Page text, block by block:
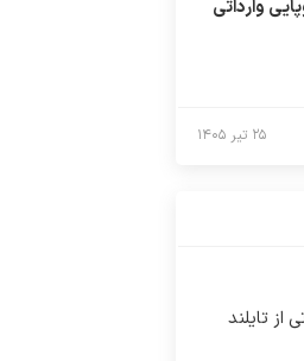
وارداتی
۲۵ تیر ۱۴۰۵
از تایلند